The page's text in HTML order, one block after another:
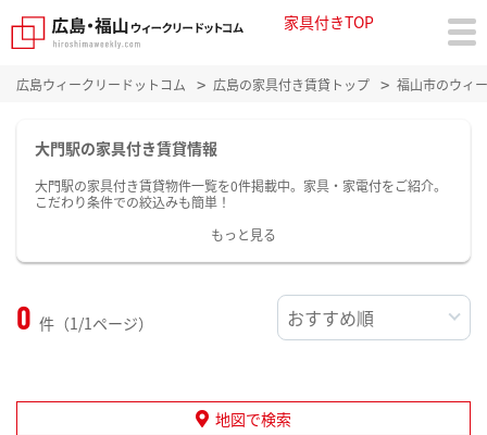
家具付きTOP
広島ウィークリードットコム 広島の家具付き賃貸トップ 福山市のウィ
大門駅の家具付き賃貸情報
大門駅の家具付き賃貸物件一覧を0件掲載中。家具・家電付をご紹介。
こだわり条件での絞込みも簡単！
もっと見る
0 件（1/1ページ）
地図で検索